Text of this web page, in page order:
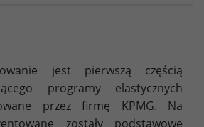
jest pierwszą częścią
programy elastycznych
przez firmę KPMG. Na
zostały podstawowe